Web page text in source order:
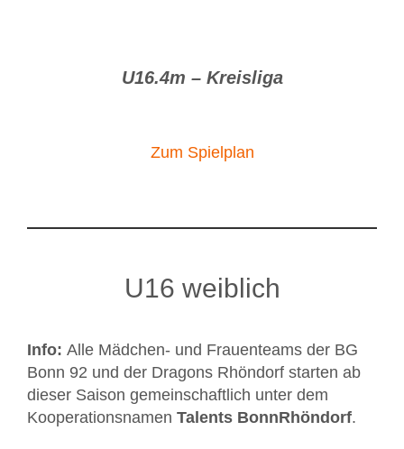
U16.4m – Kreisliga
Zum Spielplan
U16 weiblich
Info: Alle Mädchen- und Frauenteams der BG
Bonn 92 und der Dragons Rhöndorf starten ab
dieser Saison gemeinschaftlich unter dem
Kooperationsnamen Talents BonnRhöndorf.